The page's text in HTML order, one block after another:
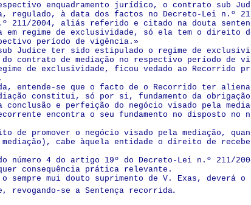
enquadramento jurídico, o contrato sub
à data dos factos no Decreto-Lei n.º
211/2004, aliás referido e citado na douta
em regime de exclusividade, só ela tem o direito
período de vigência.»
Judice ter sido estipulado o regime de
contrato de mediação no respectivo período de
de exclusividade, ficou vedado ao Recorrido
entende-se que o facto de o Recorrido ter
constitui, só por si, fundamento da obrigação
e perfeição do negócio visado pela
encontra o seu fundamento no disposto no
de promover o negócio visado pela mediação,
cabe àquela entidade o direito de
número 4 do artigo 19º do Decreto-Lei n.º 211/
consequência prática relevante.
o sempre mui douto suprimento de V. Exas, deverá
se a Sentença recorrida.